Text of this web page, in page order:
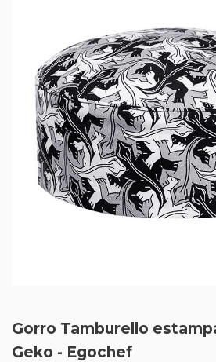
Gorro Tamburello
Geko - Egochef